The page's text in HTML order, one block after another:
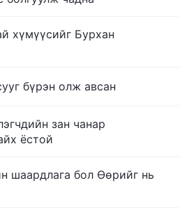
хүмүүсийг Бурхан
бүрэн олж авсан
зан чанар
ёстой
шаардлага бол Өөрийг нь